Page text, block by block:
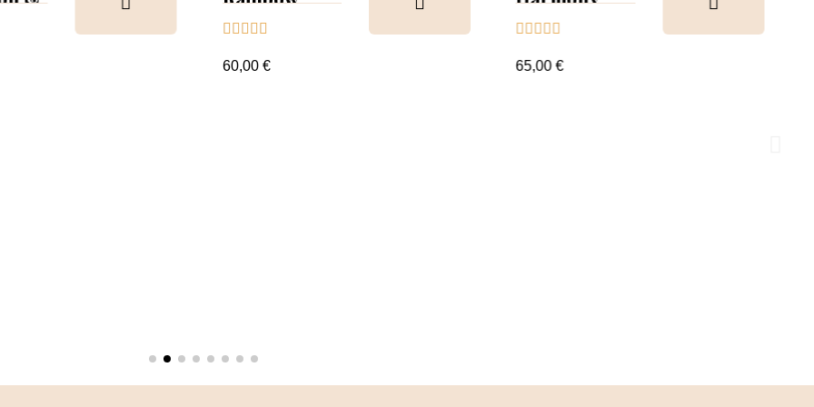
nuancier
    
60,00 €
nuancier
    
65,00 €